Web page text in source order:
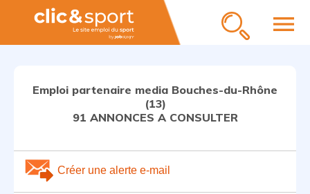
menu
Emploi partenaire media Bouches-du-Rhône
(13)
91 ANNONCES A CONSULTER
Créer une alerte e-mail